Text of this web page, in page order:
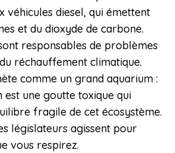
véhicules diesel, qui émettent
et du dioxyde de carbone.
responsables de problèmes
réchauffement climatique.
comme un grand aquarium :
est une goutte toxique qui
fragile de cet écosystème.
législateurs agissent pour
vous respirez.